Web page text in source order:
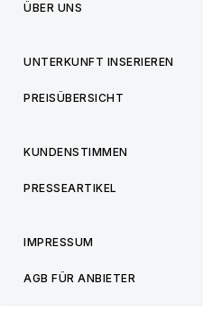
ÜBER UNS
UNTERKUNFT INSERIEREN
PREISÜBERSICHT
KUNDENSTIMMEN
PRESSEARTIKEL
IMPRESSUM
AGB FÜR ANBIETER